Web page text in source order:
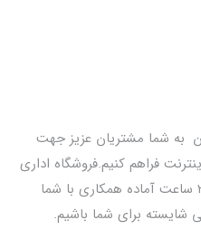
به شما مشتریان عزیز جهت
فراهم کنیم.فروشگاه اداری
پخش با کادر مجرب با پشتیبانی ۲۴ ساعت آماده همکاری با شما
شایسته برای شما باشیم.